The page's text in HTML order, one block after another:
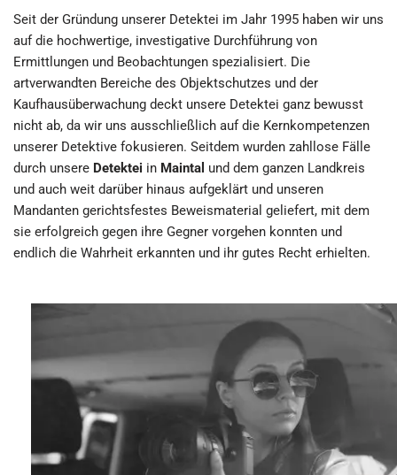
Seit der Gründung unserer Detektei im Jahr 1995 haben wir uns
auf die hochwertige, investigative Durchführung von
Ermittlungen und Beobachtungen spezialisiert. Die
artverwandten Bereiche des Objektschutzes und der
Kaufhausüberwachung deckt unsere Detektei ganz bewusst
nicht ab, da wir uns ausschließlich auf die Kernkompetenzen
unserer Detektive fokusieren. Seitdem wurden zahllose Fälle
durch unsere Detektei in Maintal und dem ganzen Landkreis
und auch weit darüber hinaus aufgeklärt und unseren
Mandanten gerichtsfestes Beweismaterial geliefert, mit dem
sie erfolgreich gegen ihre Gegner vorgehen konnten und
endlich die Wahrheit erkannten und ihr gutes Recht erhielten.